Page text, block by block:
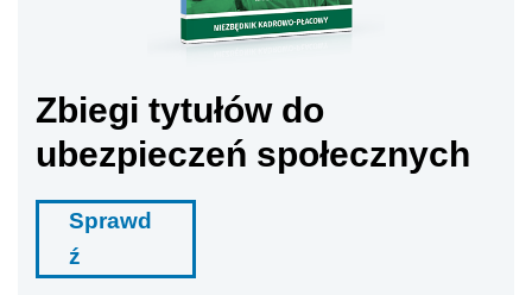
Zbiegi tytułów do
ubezpieczeń społecznych
Sprawd
ź